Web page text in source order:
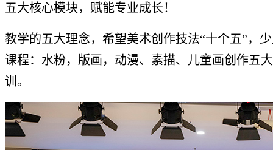
五大核心模块，赋能专业成长！
教学的五大理念，希望美术创作技法“十个五”，
课程：水粉，版画，动漫、素描、儿童画创作五
训。